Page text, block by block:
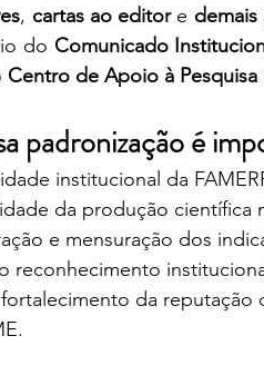
, cartas ao editor e
do
Centro de Apoio à Pesquisa
padronização é
institucional da
da produção científica
e mensuração dos
reconhecimento
da reputação